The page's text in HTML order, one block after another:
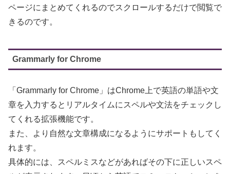
ページにまとめてくれるのでスクロールするだけで閲覧で
きるのです。
Grammarly for Chrome
「Grammarly for Chrome」はChrome上で英語の単語や文
章を入力するとリアルタイムにスペルや文法をチェックし
てくれる拡張機能です。
また、より自然な文章構成になるようにサポートもしてく
れます。
具体的には、スペルミスなどがあればその下に正しいスペ